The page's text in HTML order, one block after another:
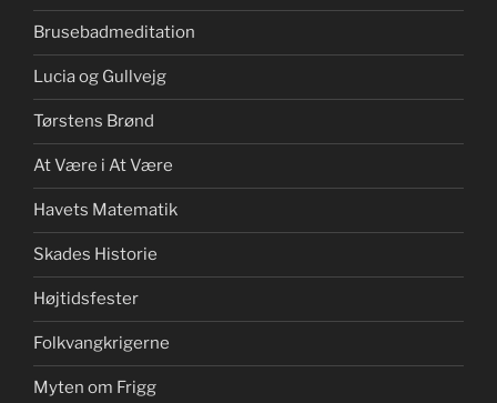
Brusebadmeditation
Lucia og Gullvejg
Tørstens Brønd
At Være i At Være
Havets Matematik
Skades Historie
Højtidsfester
Folkvangkrigerne
Myten om Frigg